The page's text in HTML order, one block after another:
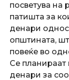
посветува на
патишта за
денари
општината,
повеќе во
Се планираат
денари за